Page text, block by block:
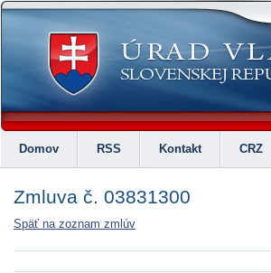
Domov RSS Kontakt CRZ
Zmluva č. 03831300
Späť na zoznam zmlúv